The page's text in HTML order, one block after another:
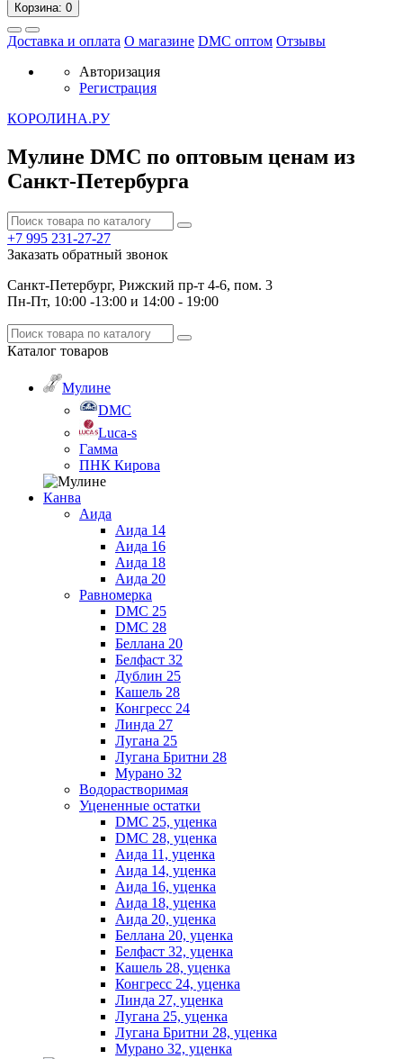
Корзина: 0
Доставка и оплата О магазине DMC оптом Отзывы
Авторизация
Регистрация
КОРОЛИНА.РУ
Мулине DMC по оптовым ценам из
Санкт-Петербурга
+7 995 231-27-27
Заказать обратный звонок
Санкт-Петербург, Рижский пр-т 4-6, пом. 3
Пн-Пт, 10:00 -13:00 и 14:00 - 19:00
Каталог товаров
Мулине
DMC
Luca-s
Гамма
ПНК Кирова
Канва
Аида
Аида 14
Аида 16
Аида 18
Аида 20
Равномерка
DMC 25
DMC 28
Беллана 20
Белфаст 32
Дублин 25
Кашель 28
Конгресс 24
Линда 27
Лугана 25
Лугана Бритни 28
Мурано 32
Водорастворимая
Уцененные остатки
DMC 25, уценка
DMC 28, уценка
Аида 11, уценка
Аида 14, уценка
Аида 16, уценка
Аида 18, уценка
Аида 20, уценка
Беллана 20, уценка
Белфаст 32, уценка
Кашель 28, уценка
Конгресс 24, уценка
Линда 27, уценка
Лугана 25, уценка
Лугана Бритни 28, уценка
Мурано 32, уценка